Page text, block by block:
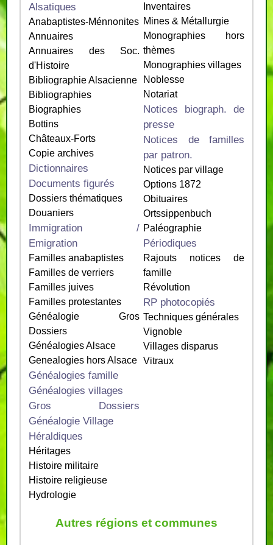
Alsatiques
Anabaptistes-Ménnonites
Annuaires
Annuaires des Soc.
d'Histoire
Bibliographie Alsacienne
Bibliographies
Biographies
Bottins
Châteaux-Forts
Copie archives
Dictionnaires
Documents figurés
Dossiers thématiques
Douaniers
Immigration /
Emigration
Familles anabaptistes
Familles de verriers
Familles juives
Familles protestantes
Généalogie Gros
Dossiers
Généalogies Alsace
Genealogies hors Alsace
Généalogies famille
Généalogies villages
Gros Dossiers
Généalogie Village
Héraldiques
Héritages
Histoire militaire
Histoire religieuse
Hydrologie
Inventaires
Mines & Métallurgie
Monographies hors
thèmes
Monographies villages
Noblesse
Notariat
Notices biograph. de
presse
Notices de familles
par patron.
Notices par village
Options 1872
Obituaires
Ortssippenbuch
Paléographie
Périodiques
Rajouts notices de
famille
Révolution
RP photocopiés
Techniques générales
Vignoble
Villages disparus
Vitraux
Autres régions et communes